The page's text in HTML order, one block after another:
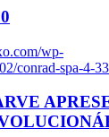
wp-
conrad-spa-4-